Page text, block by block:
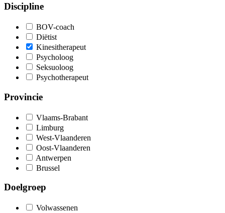
Discipline
BOV-coach
Diëtist
Kinesitherapeut
Psycholoog
Seksuoloog
Psychotherapeut
Provincie
Vlaams-Brabant
Limburg
West-Vlaanderen
Oost-Vlaanderen
Antwerpen
Brussel
Doelgroep
Volwassenen